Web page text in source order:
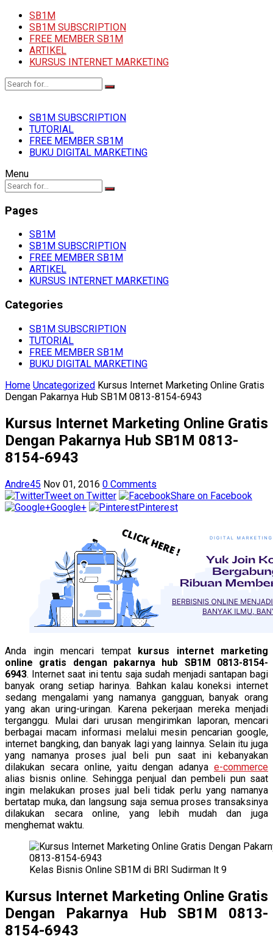
SB1M
SB1M SUBSCRIPTION
FREE MEMBER SB1M
ARTIKEL
KURSUS INTERNET MARKETING
SB1M SUBSCRIPTION
TUTORIAL
FREE MEMBER SB1M
BUKU DIGITAL MARKETING
Menu
Pages
SB1M
SB1M SUBSCRIPTION
FREE MEMBER SB1M
ARTIKEL
KURSUS INTERNET MARKETING
Categories
SB1M SUBSCRIPTION
TUTORIAL
FREE MEMBER SB1M
BUKU DIGITAL MARKETING
Home Uncategorized Kursus Internet Marketing Online Gratis
Dengan Pakarnya Hub SB1M 0813-8154-6943
Kursus Internet Marketing Online Gratis
Dengan Pakarnya Hub SB1M 0813-
8154-6943
Andre45 Nov 01, 2016 0 Comments
Tweet on Twitter
Share on Facebook
Google+
Pinterest
Anda ingin mencari tempat kursus internet marketing
online gratis dengan pakarnya hub SB1M 0813-8154-
6943. Internet saat ini tentu saja sudah menjadi santapan bagi
banyak orang setiap harinya. Bahkan kalau koneksi internet
sedang mengalami yang namanya gangguan, banyak orang
yang akan uring-uringan. Karena pekerjaan mereka menjadi
terganggu. Mulai dari urusan mengirimkan laporan, mencari
berbagai macam informasi melalui mesin pencarian google,
internet bangking, dan banyak lagi yang lainnya. Selain itu juga
yang namanya proses jual beli pun saat ini kebanyakan
dilakukan secara online, yaitu dengan adanya e-commerce
alias bisnis online. Sehingga penjual dan pembeli pun saat
ingin melakukan proses jual beli tidak perlu yang namanya
bertatap muka, dan langsung saja semua proses transaksinya
dilakukan secara online, yang lebih mudah dan juga
menghemat waktu.
Kelas Bisnis Online SB1M di BRI Sudirman lt 9
Kursus Internet Marketing Online Gratis
Dengan Pakarnya Hub SB1M 0813-
8154-6943